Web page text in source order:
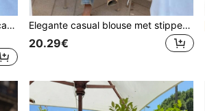
Nieuwe elegante, casual damescamisole met stippenpatroon voor op vakantie - met strik, los model, geplooid en licht doorschijnend.
Elegante casual blouse met stippenpatroon voor dames in grote maten - Zwarte blouse met strik, pofmouwen, losse pasvorm, geplooid, semi-transparant zomermodel
20.29€